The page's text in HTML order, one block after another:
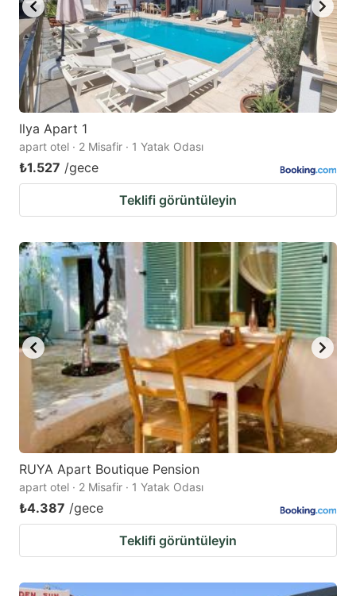
to
get
the
keyboard
shortcuts
for
changing
dates.
to
get
the
keyboard
shortcuts
Ilya Apart 1
apart otel · 2 Misafir · 1 Yatak Odası
₺1.527 /gece
Teklifi görüntüleyin
RUYA Apart Boutique Pension
apart otel · 2 Misafir · 1 Yatak Odası
₺4.387 /gece
Teklifi görüntüleyin